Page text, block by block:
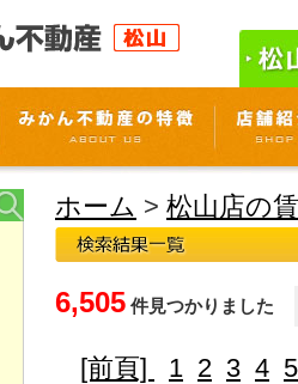
ホーム > 松山店の
6,505 件見つかりました
[前頁] 1 2 3 4 5